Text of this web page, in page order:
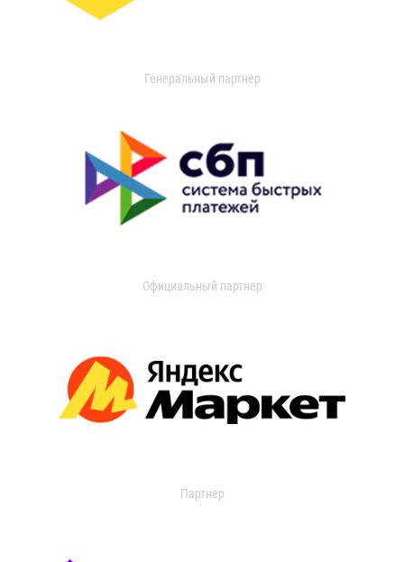
Генеральный партнер
Официальный партнер
Партнер